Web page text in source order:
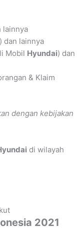
lainnya
dan lainnya
Mobil Hyundai) dan
& Klaim
dengan kebijakan
di wilayah
2021